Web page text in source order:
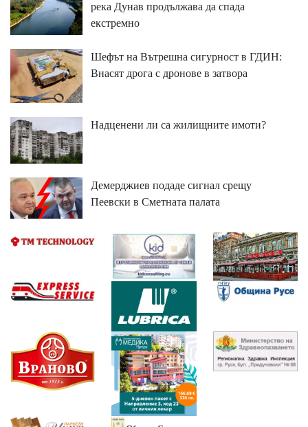
река Дунав продължава да спада
екстремно
Шефът на Вътрешна сигурност в ГДИН:
Внасят дрога с дронове в затвора
Надценени ли са жилищните имоти?
Демерджиев подаде сигнал срещу
Пеевски в Сметната палата